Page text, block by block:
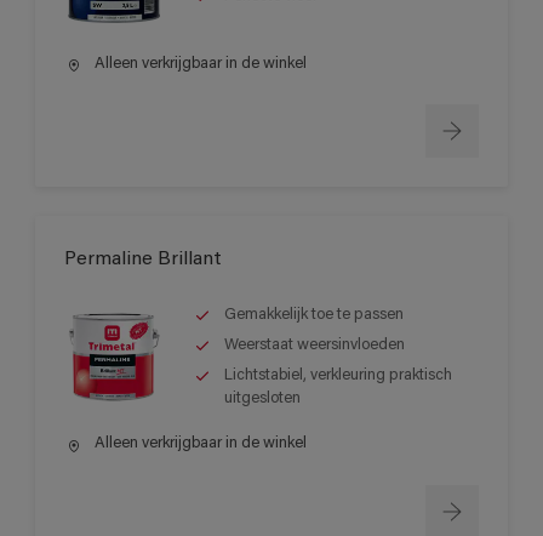
Alleen verkrijgbaar in de winkel
Permaline Brillant
Gemakkelijk toe te passen
Weerstaat weersinvloeden
Lichtstabiel, verkleuring praktisch
uitgesloten
Alleen verkrijgbaar in de winkel